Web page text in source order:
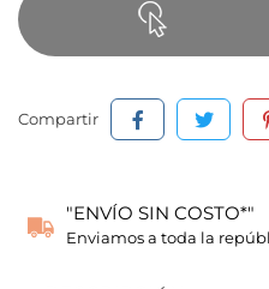
Compartir
"ENVÍO SIN COSTO*"
Enviamos a toda la